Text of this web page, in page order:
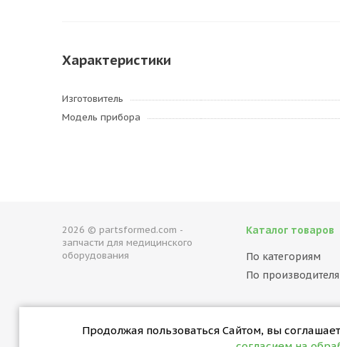
Продолжая пользоваться Сайтом, вы
Характеристики
Изготовитель
Модель прибора
2026 © partsformed.com -
запчасти для медицинского
оборудования
Каталог товаров
По категориям
По